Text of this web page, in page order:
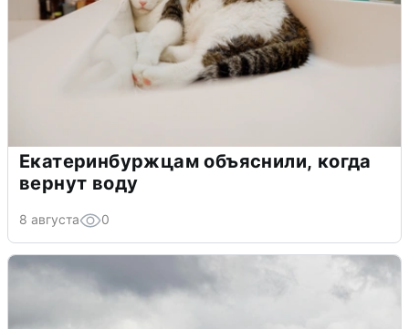
Екатеринбуржцам объяснили, когда
вернут воду
8 августа 0